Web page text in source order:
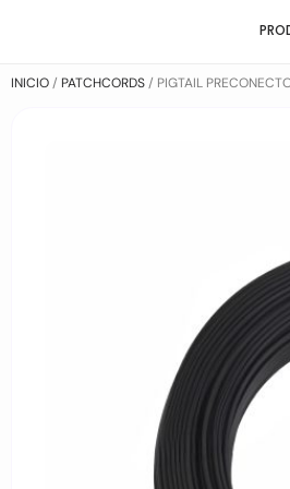
contenido
INICIO/ PATCHCORDS/ PIGTAIL